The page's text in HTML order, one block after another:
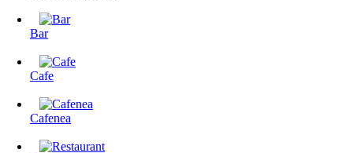
Bar
Cafe
Cafenea